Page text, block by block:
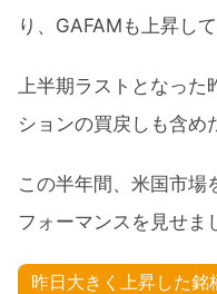
り、GAFAMも上昇して
上半期ラストとなった
ションの買戻しも含め
この半年間、米国市場
フォーマンスを見せま
昨日大きく上昇した銘